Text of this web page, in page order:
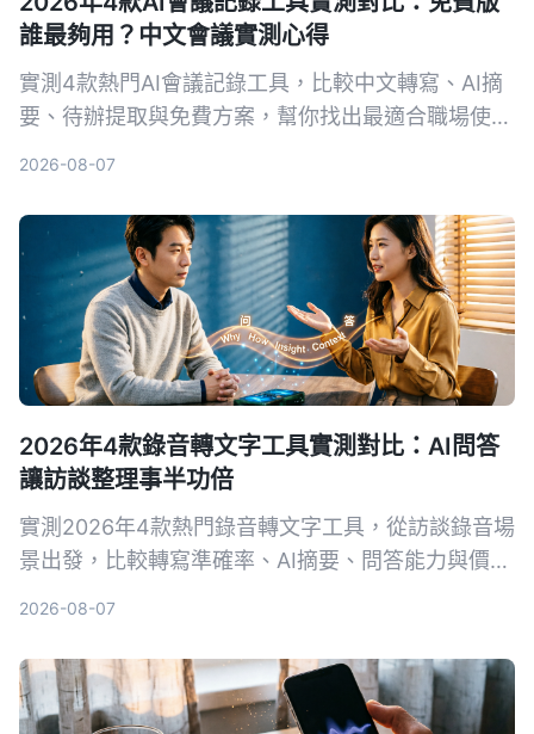
誰最夠用？中文會議實測心得
實測4款熱門AI會議記錄工具，比較中文轉寫、AI摘
要、待辦提取與免費方案，幫你找出最適合職場使用
2026-08-07
2026年4款錄音轉文字工具實測對比：AI問答
讓訪談整理事半功倍
實測2026年4款熱門錄音轉文字工具，從訪談錄音場
景出發，比較轉寫準確率、AI摘要、問答能力與價
2026-08-07